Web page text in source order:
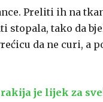
Preliti ih na
tako da
da ne curi, a
rakija je lijek za sve